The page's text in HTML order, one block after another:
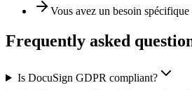
Vous avez un besoin
Frequently asked
Is DocuSign GDPR compliant?